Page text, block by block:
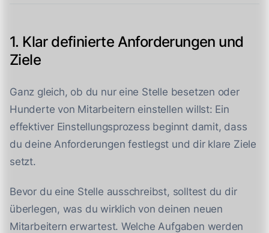
1. Klar definierte Anforderungen und
Ziele
Ganz gleich, ob du nur eine Stelle besetzen oder
Hunderte von Mitarbeitern einstellen willst: Ein
effektiver Einstellungsprozess beginnt damit, dass
du deine Anforderungen festlegst und dir klare Ziele
setzt.
Bevor du eine Stelle ausschreibst, solltest du dir
überlegen, was du wirklich von deinen neuen
Mitarbeitern erwartest. Welche Aufgaben werden